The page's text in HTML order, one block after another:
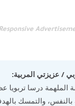
/ عزيزتي المربية:
الملهمة درسا تربويا
بالنفس، والتمسك